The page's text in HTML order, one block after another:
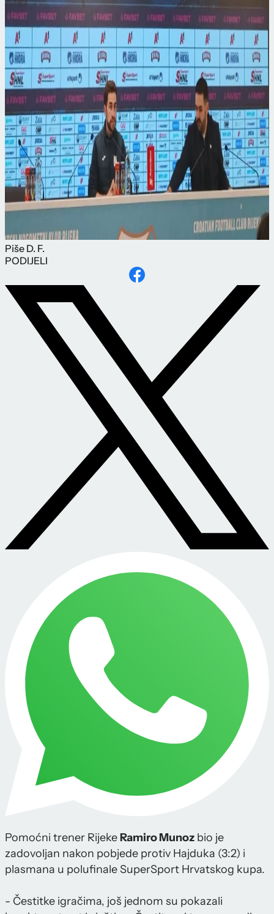
Piše D. F.
PODIJELI
Pomoćni trener RijekeRamiro Munoz bio je
zadovoljan nakon pobjede protiv Hajduka (3:2) i
plasmana u polufinale SuperSport Hrvatskog kupa.
- Čestitke igračima, još jednom su pokazali